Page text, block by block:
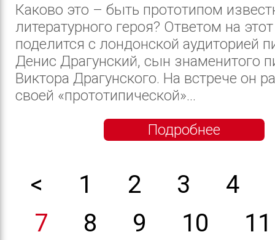
Каково это – быть прототипом
литературного героя? Ответом на
поделится с лондонской аудиторией
Денис Драгунский, сын знаменитого
Виктора Драгунского. На встрече он
своей «прототипической»...
Подробнее
< 1 2 3
4
7
8 9 10
11